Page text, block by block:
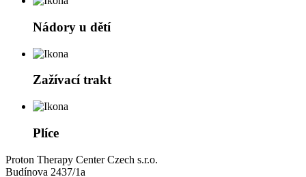
Nádory u dětí
Zažívací trakt
Plíce
Proton Therapy Center Czech s.r.o.
Budínova 2437/1a